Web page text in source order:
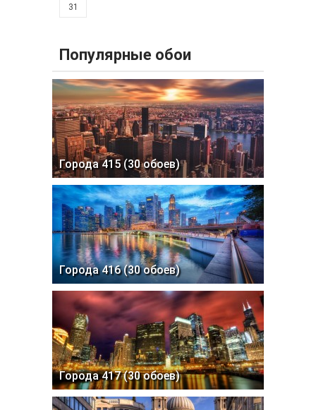
31
Популярные обои
Города 415 (30 обоев)
Города 416 (30 обоев)
Города 417 (30 обоев)